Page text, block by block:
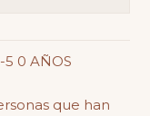
5 0 AÑOS
que han